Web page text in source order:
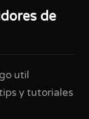
de
util
y tutoriales